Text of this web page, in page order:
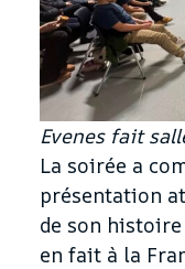
Evenes fait
La soirée a
présentation
de son
en fait à la